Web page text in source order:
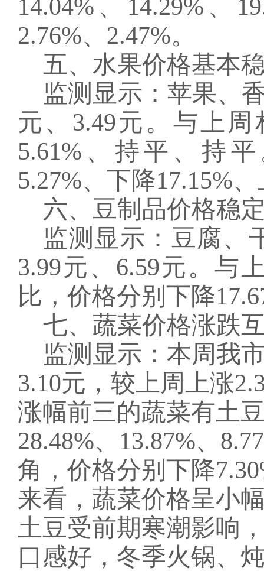
14.04%、14.29%、
2.76%、2.47%。
五、水果价格基本
监测显示：苹果、
元、3.49元。与上
5.61%、持平、持
5.27%、下降17.15%
六、豆制品价格稳
监测显示：豆腐、
3.99元、6.59元。与
比，价格分别下降
七、蔬菜价格涨跌
监测显示：本周我
3.10元，较上周 上涨
涨幅前三的蔬菜有土
28.48%、13.87%、
角，价格分别下降
来看，蔬菜价格呈小
土豆受前期寒潮影响
口感好，冬季火锅、